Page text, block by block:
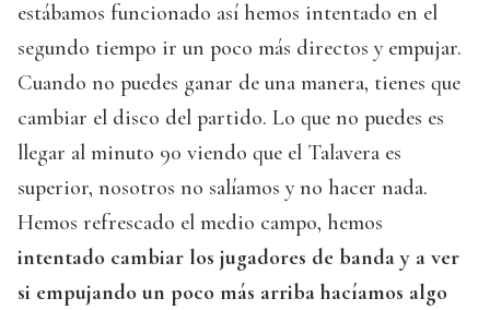
estábamos funcionado así hemos intentado en el
segundo tiempo ir un poco más directos y empujar.
Cuando no puedes ganar de una manera, tienes que
cambiar el disco del partido. Lo que no puedes es
llegar al minuto 90 viendo que el Talavera es
superior, nosotros no salíamos y no hacer nada.
Hemos refrescado el medio campo, hemos
intentado cambiar los jugadores de banda y a ver
si empujando un poco más arriba hacíamos algo